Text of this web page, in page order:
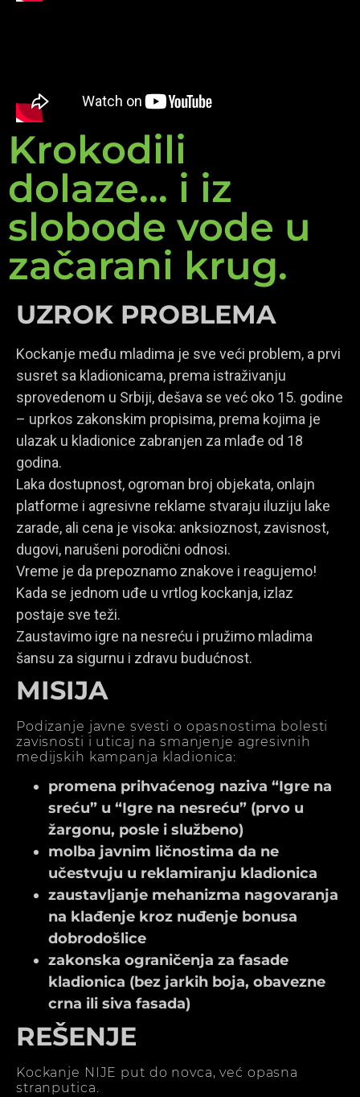
Krokodili
dolaze... i iz
slobode vode u
začarani krug.
UZROK PROBLEMA
Kockanje među mladima je sve veći problem, a prvi
susret sa kladionicama, prema istraživanju
sprovedenom u Srbiji, dešava se već oko 15. godine
– uprkos zakonskim propisima, prema kojima je
ulazak u kladionice zabranjen za mlađe od 18
godina.
Laka dostupnost, ogroman broj objekata, onlajn
platforme i agresivne reklame stvaraju iluziju lake
zarade, ali cena je visoka: anksioznost, zavisnost,
dugovi, narušeni porodični odnosi.
Vreme je da prepoznamo znakove i reagujemo!
Kada se jednom uđe u vrtlog kockanja, izlaz
postaje sve teži.
Zaustavimo igre na nesreću i pružimo mladima
šansu za sigurnu i zdravu budućnost.
MISIJA
Podizanje javne svesti o opasnostima bolesti
zavisnosti i uticaj na smanjenje agresivnih
medijskih kampanja kladionica:
promena prihvaćenog naziva “Igre na
sreću” u “Igre na nesreću” (prvo u
žargonu, posle i službeno)
molba javnim ličnostima da ne
učestvuju u reklamiranju kladionica
zaustavljanje mehanizma nagovaranja
na klađenje kroz nuđenje bonusa
dobrodošlice
zakonska ograničenja za fasade
kladionica (bez jarkih boja, obavezne
crna ili siva fasada)
REŠENJE
Kockanje NIJE put do novca, već opasna
stranputica.